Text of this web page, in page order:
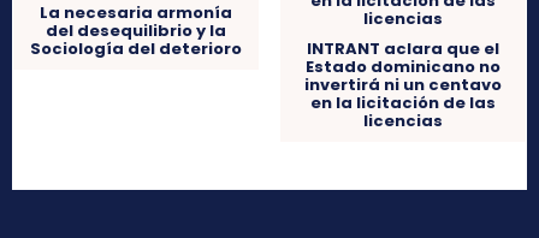
La necesaria armonía
del desequilibrio y la
Sociología del deterioro INTRANT aclara que el
Estado dominicano no
invertirá ni un centavo
en la licitación de las
licencias